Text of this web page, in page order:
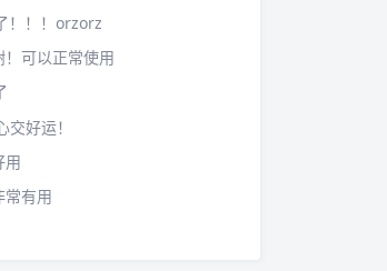
！！！orzorz
！可以正常使用
交好运！
用
常有用